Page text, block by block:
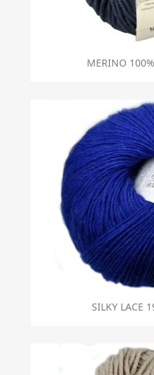
MERINO
SILKY LACE